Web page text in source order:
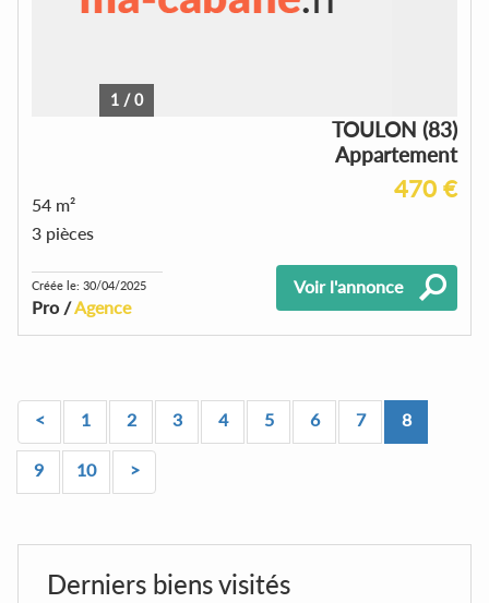
1 /0
TOULON (83)
Appartement
470 €
54 m²
3 pièces
Créée le: 30/04/2025
Pro /Agence
Voir l'annonce
< 1 2 3 4 5 6 7 8
9 10 >
Derniers biens visités